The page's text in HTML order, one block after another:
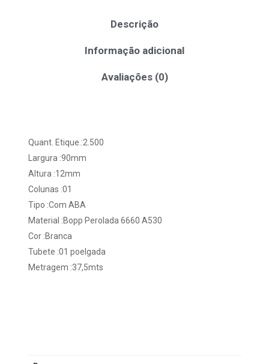
Descrição
Informação adicional
Avaliações (0)
Quant. Etique.:2.500
Largura :90mm
Altura :12mm
Colunas :01
Tipo :Com ABA
Material :Bopp Perolada 6660 A530
Cor :Branca
Tubete :01 poelgada
Metragem :37,5mts